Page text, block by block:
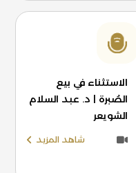
الاستثناء في بيع
الصُبرة | د. عبد السلام
الشويعر
شاهد المزيد